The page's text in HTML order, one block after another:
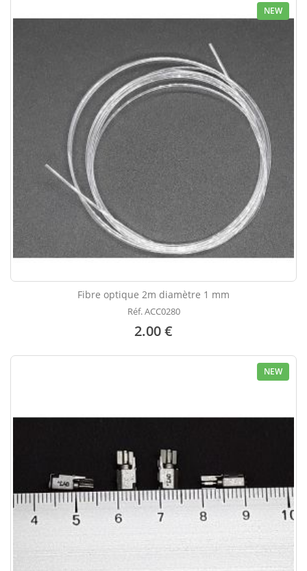
NEW
Fibre optique 2m diamètre 1 mm
Réf. ACC0280
2.00 €
NEW